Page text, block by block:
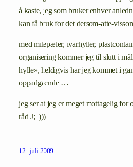
å kaste, jeg som bruker enhver
kan få bruk for det dersom-atte-
med milepæler, ivarhyller,
organisering kommer jeg til slutt i
hylle», heldigvis har jeg kommet i
oppadgående …
jeg ser at jeg er meget mottagelig for
råd J;_)))
12. juli 2009